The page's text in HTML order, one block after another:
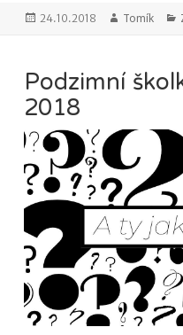
Publikováno:
24.10.2018 Autor:
Tomík
Podzimní
2018